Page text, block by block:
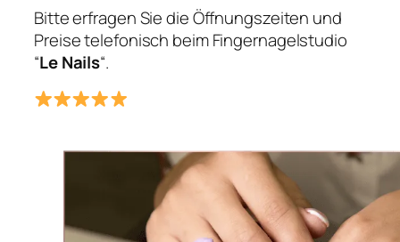
Bitte erfragen Sie die Öffnungszeiten und
Preise telefonisch beim Fingernagelstudio
“Le Nails“.